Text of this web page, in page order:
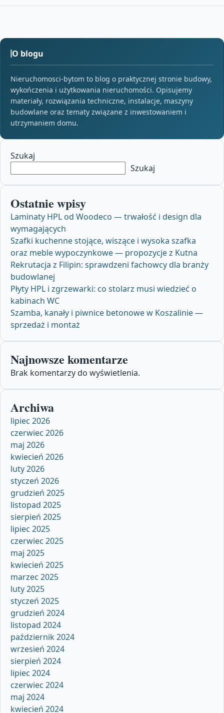
O blogu
Nieruchomosci-bytom to blog o praktycznej stronie budowy,
wykończenia i użytkowania nieruchomości. Opisujemy
materiały, rozwiązania techniczne, instalacje, maszyny
budowlane oraz tematy związane z inwestowaniem i
utrzymaniem domu.
Szukaj
Szukaj
Ostatnie wpisy
Laminaty HPL od Woodeco — trwałość i design dla
wymagających
Szafki kuchenne stojące, wiszące i wysoka szafka
oraz meble wypoczynkowe — propozycje z Kutna
Rekrutacja z Filipin: sprawdzeni fachowcy dla branży
budowlanej
Płyty HPL i zgrzewarki: co stolarz musi wiedzieć o
kabinach WC
Szamba, kanały i piwnice betonowe w Koszalinie —
sprzedaż i montaż
Najnowsze komentarze
Brak komentarzy do wyświetlenia.
Archiwa
lipiec 2026
czerwiec 2026
maj 2026
kwiecień 2026
luty 2026
styczeń 2026
grudzień 2025
listopad 2025
sierpień 2025
lipiec 2025
czerwiec 2025
maj 2025
kwiecień 2025
marzec 2025
luty 2025
styczeń 2025
grudzień 2024
listopad 2024
październik 2024
wrzesień 2024
sierpień 2024
lipiec 2024
czerwiec 2024
maj 2024
kwiecień 2024